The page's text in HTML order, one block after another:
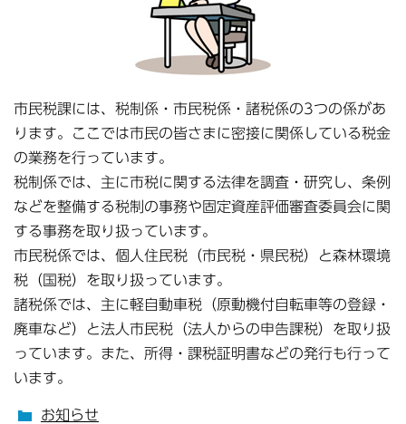
市民税課には、税制係・市民税係・諸税係の3つの係があ
ります。ここでは市民の皆さまに密接に関係している税金
の業務を行っています。
税制係では、主に市税に関する法律を調査・研究し、条例
などを整備する税制の事務や固定資産評価審査委員会に関
する事務を取り扱っています。
市民税係では、個人住民税（市民税・県民税）と森林環境
税（国税）を取り扱っています。
諸税係では、主に軽自動車税（原動機付自転車等の登録・
廃車など）と法人市民税（法人からの申告課税）を取り扱
っています。また、所得・課税証明書などの発行も行って
います。
お知らせ